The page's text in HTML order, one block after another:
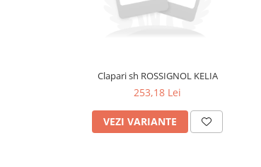
Clapari sh ROSSIGNOL KELIA
253,18 Lei
VEZI VARIANTE